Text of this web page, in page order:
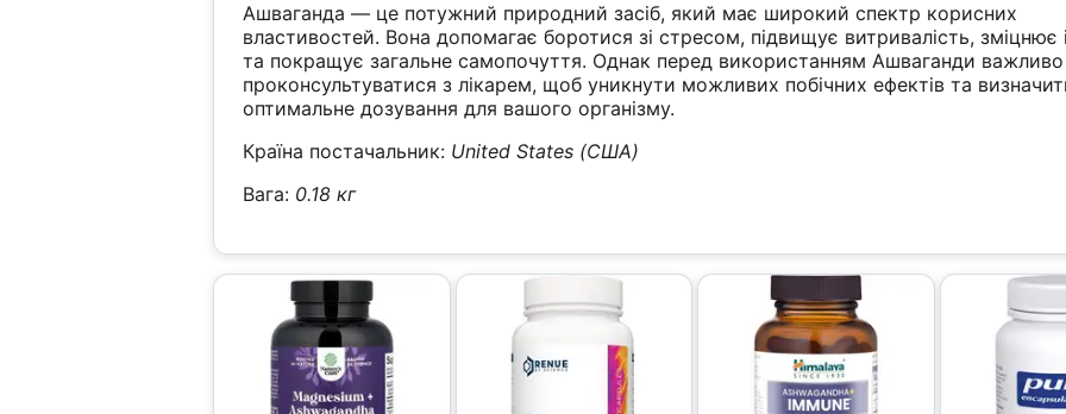
Ашваганда — це потужний природний засіб, який має широкий спектр корисних
властивостей. Вона допомагає боротися зі стресом, підвищує витривалість, зміцнює
та покращує загальне самопочуття. Однак перед використанням Ашваганди важливо
проконсультуватися з лікарем, щоб уникнути можливих побічних ефектів та
оптимальне дозування для вашого організму.
Країна постачальник: United States (США)
Вага: 0.18 кг